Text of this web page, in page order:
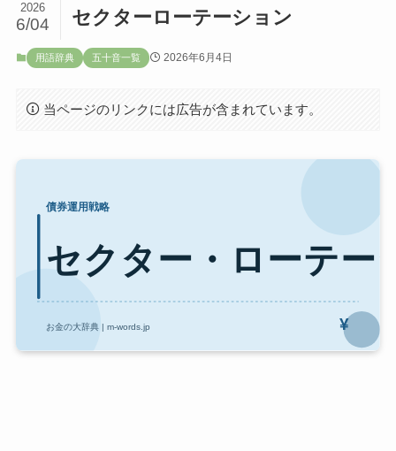
セクターローテーション
2026
6/04
用語辞典 五十音一覧 2026年6月4日
当ページのリンクには広告が含まれています。